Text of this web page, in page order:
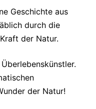
Geschichte aus
durch die
der Natur.
der Natur!